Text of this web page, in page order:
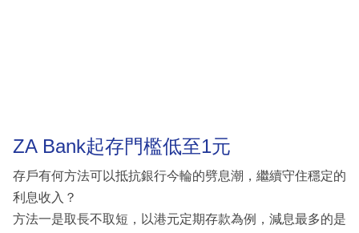
ZA Bank起存門檻低至1元
存戶有何方法可以抵抗銀行今輪的劈息潮，繼續守住穩定的
利息收入？
方法一是取長不取短，以港元定期存款為例，減息最多的是